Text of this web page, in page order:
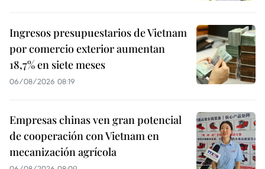
Ingresos presupuestarios de Vietnam
por comercio exterior aumentan
18,7% en siete meses
06/08/2026 08:19
Empresas chinas ven gran potencial
de cooperación con Vietnam en
mecanización agrícola